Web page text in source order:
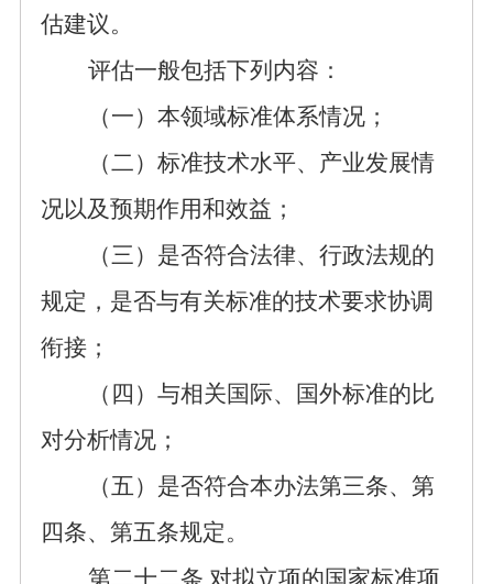
估建议。
评估一般包括下列内容：
（一）本领域标准体系情况；
（二）标准技术水平、产业发展情
况以及预期作用和效益；
（三） 是否符合法律、行政法规的
规定，是否与有关标准的技术要求协调
衔接；
（四） 与相关国际、国外标准的比
对分析情况；
（五） 是否符合本办法第三条、第
四条、第五条规定。
第二十二条 对拟立项的国家标准项